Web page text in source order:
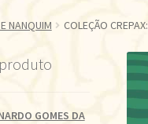
NANQUIM COLEÇÃO
GOMES DA